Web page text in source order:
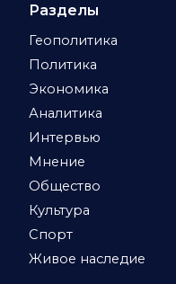
Разделы
Геополитика
Политика
Экономика
Аналитика
Интервью
Мнение
Общество
Культура
Спорт
Живое наследие